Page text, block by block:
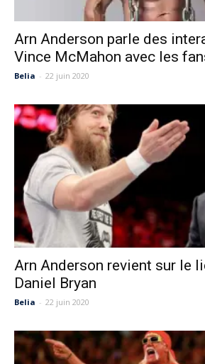
Arn Anderson parle des
Vince McMahon avec les
Belia - 22 juin 2020
Arn Anderson revient sur le
Daniel Bryan
Belia - 22 juin 2020